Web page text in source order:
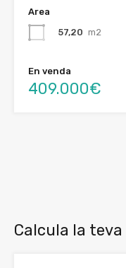
Area
57,20 m2
En venda
409.000€
Calcula la